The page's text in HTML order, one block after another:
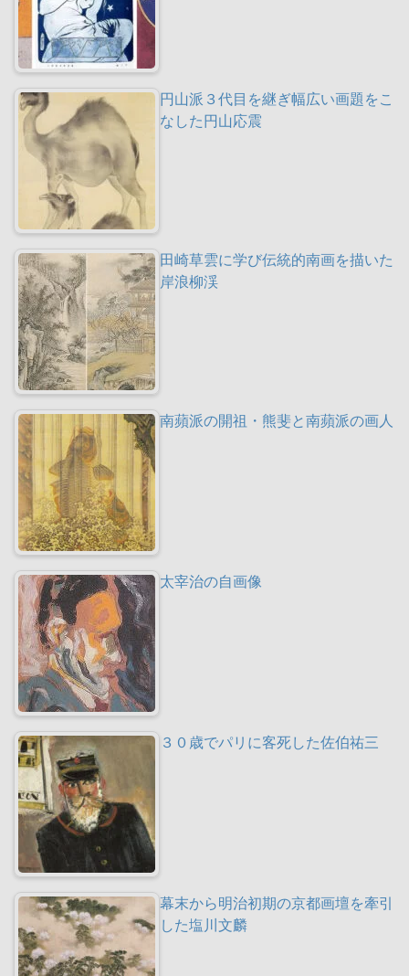
円山派３代目を継ぎ幅広い画題をこ
なした円山応震
田崎草雲に学び伝統的南画を描いた
岸浪柳渓
南蘋派の開祖・熊斐と南蘋派の画人
太宰治の自画像
３０歳でパリに客死した佐伯祐三
幕末から明治初期の京都画壇を牽引
した塩川文麟